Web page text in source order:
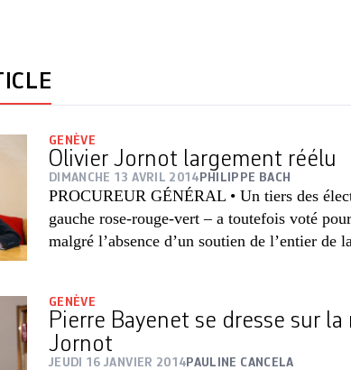
GENÈVE
Olivier Jornot largement réélu
DIMANCHE 13 AVRIL 2014 PHILIPPE BACH
PROCUREUR GÉNÉRAL • Un tiers des
gauche rose-rouge-vert – a toutefois voté
malgré l’absence d’un soutien de l’entier de
GENÈVE
Pierre Bayenet se dresse sur la
Jornot
JEUDI 16 JANVIER 2014 PAULINE CANCELA